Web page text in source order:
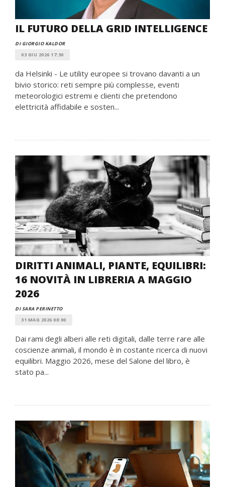
IL FUTURO DELLA GRID INTELLIGENCE
DI GIORGIO KALDOR
03 GIU 2026 17:30
da Helsinki - Le utility europee si trovano davanti a un
bivio storico: reti sempre più complesse, eventi
meteorologici estremi e clienti che pretendono
elettricità affidabile e sosten...
DIRITTI ANIMALI, PIANTE, EQUILIBRI:
16 NOVITÀ IN LIBRERIA A MAGGIO
2026
DI SARA PERINETTO
31 MAG 2026 08:00
Dai rami degli alberi alle reti digitali, dalle terre rare alle
coscienze animali, il mondo è in costante ricerca di nuovi
equilibri. Maggio 2026, mese del Salone del libro, è
stato pa...